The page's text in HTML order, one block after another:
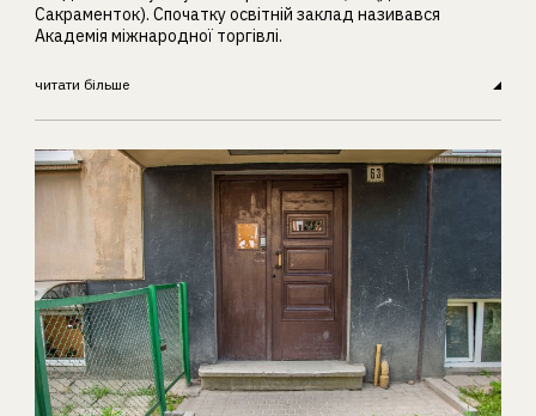
Сакраменток). Спочатку освітній заклад називався
Академія міжнародної торгівлі.
читати більше